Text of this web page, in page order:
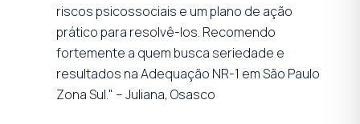
riscos psicossociais e um plano de ação
prático para resolvê-los. Recomendo
fortemente a quem busca seriedade e
resultados na Adequação NR-1 em São Paulo
Zona Sul." – Juliana, Osasco